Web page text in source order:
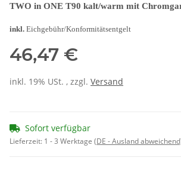
TWO in ONE T90 kalt/warm mit
inkl. Eichgebühr/Konformitätsentgelt
46,47 €
inkl. 19% USt. , zzgl. Versand
Sofort verfügbar
Lieferzeit: 1 - 3 Werktage (DE - Ausland